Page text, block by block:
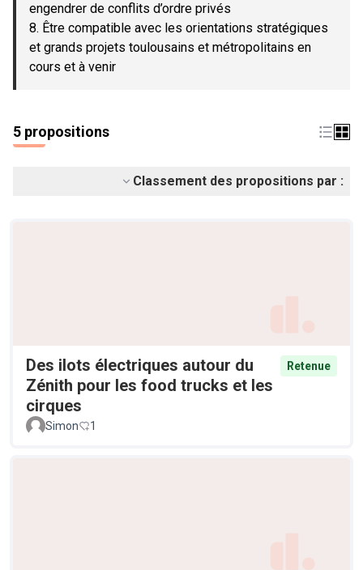
engendrer de conflits d’ordre privés
8. Être compatible avec les orientations stratégiques
et grands projets toulousains et métropolitains en
cours et à venir
5 propositions
Classement des propositions par :
Des ilots électriques autour du
Zénith pour les food trucks et les
cirques
Retenue
Simon 1